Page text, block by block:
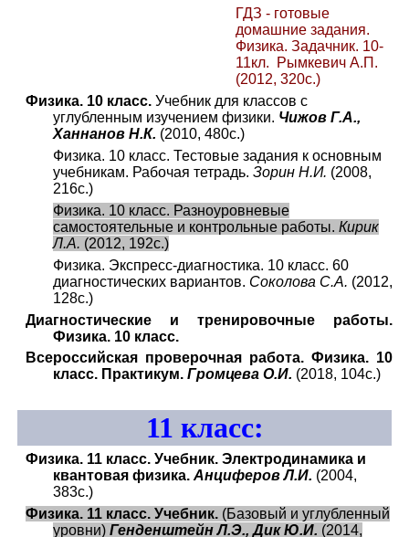
ГДЗ - готовые
домашние задания.
Физика. Задачник. 10-
11кл. Рымкевич А.П.
(2012, 320с.)
Физика. 10 класс. Учебник для классов с
углубленным изучением физики. Чижов Г.А.,
Ханнанов Н.К. (2010, 480с.)
Физика. 10 класс. Тестовые задания к основным
учебникам. Рабочая тетрадь. Зорин Н.И. (2008,
216с.)
Физика. 10 класс. Разноуровневые
самостоятельные и контрольные работы. Кирик
Л.А. (2012, 192с.)
Физика. Экспресс-диагностика. 10 класс. 60
диагностических вариантов. Соколова С.А. (2012,
128с.)
Диагностические и тренировочные работы.
Физика. 10 класс.
Всероссийская проверочная работа. Физика. 10
класс. Практикум. Громцева О.И. (2018, 104с.)
11 класс:
Физика. 11 класс. Учебник. Электродинамика и
квантовая физика. Анциферов Л.И. (2004,
383с.)
Физика. 11 класс. Учебник. (Базовый и углубленный
уровни) Генденштейн Л.Э., Дик Ю.И. (2014,